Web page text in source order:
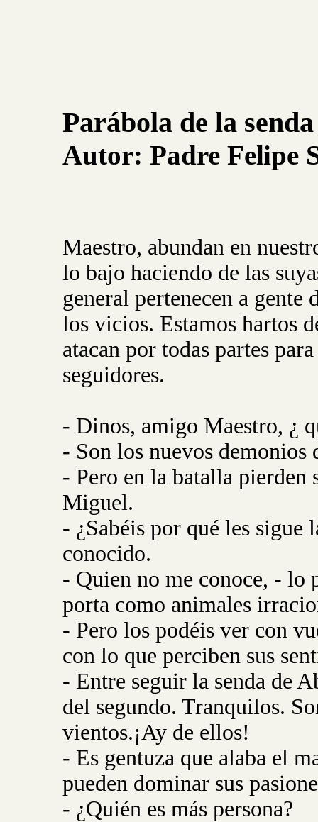
Parábola de la
Autor: Padre Felipe
Maestro, abundan en
lo bajo haciendo de las
general pertenecen a gente
los vicios. Estamos hartos
atacan por todas partes
seguidores.
- Dinos, amigo Maestro, ¿
- Son los nuevos demonios
- Pero en la batalla
Miguel.
- ¿Sabéis por qué les sigue
conocido.
- Quien no me conoce, - lo
porta como animales
- Pero los podéis ver con
con lo que perciben sus
- Entre seguir la senda de
del segundo. Tranquilos.
vientos.¡Ay de ellos!
- Es gentuza que alaba el
pueden dominar sus
- ¿Quién es más persona?